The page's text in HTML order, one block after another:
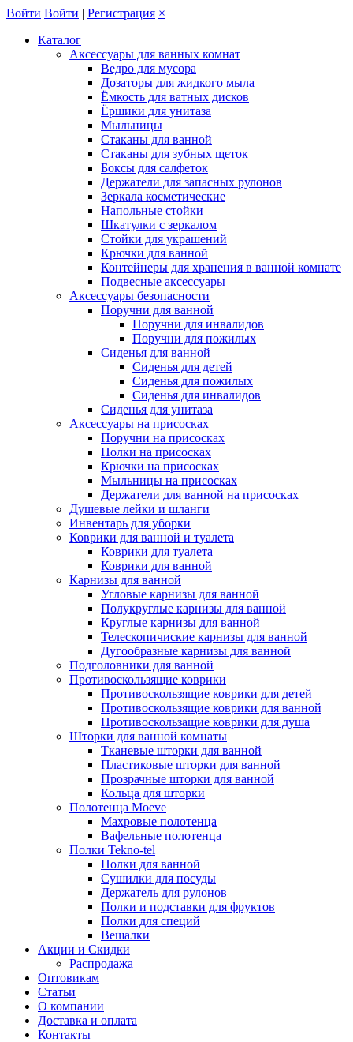
Войти Войти | Регистрация ×
Каталог
Аксессуары для ванных комнат
Ведро для мусора
Дозаторы для жидкого мыла
Ёмкость для ватных дисков
Ёршики для унитаза
Мыльницы
Стаканы для ванной
Стаканы для зубных щеток
Боксы для салфеток
Держатели для запасных рулонов
Зеркала косметические
Напольные стойки
Шкатулки с зеркалом
Стойки для украшений
Крючки для ванной
Контейнеры для хранения в ванной комнате
Подвесные аксессуары
Аксессуары безопасности
Поручни для ванной
Поручни для инвалидов
Поручни для пожилых
Сиденья для ванной
Сиденья для детей
Сиденья для пожилых
Сиденья для инвалидов
Сиденья для унитаза
Аксессуары на присосках
Поручни на присосках
Полки на присосках
Крючки на присосках
Мыльницы на присосках
Держатели для ванной на присосках
Душевые лейки и шланги
Инвентарь для уборки
Коврики для ванной и туалета
Коврики для туалета
Коврики для ванной
Карнизы для ванной
Угловые карнизы для ванной
Полукруглые карнизы для ванной
Круглые карнизы для ванной
Телескопичиские карнизы для ванной
Дугообразные карнизы для ванной
Подголовники для ванной
Противоскользящие коврики
Противоскользящие коврики для детей
Противоскользящие коврики для ванной
Противоскользащие коврики для душа
Шторки для ванной комнаты
Тканевые шторки для ванной
Пластиковые шторки для ванной
Прозрачные шторки для ванной
Кольца для шторки
Полотенца Moeve
Махровые полотенца
Вафельные полотенца
Полки Tekno-tel
Полки для ванной
Сушилки для посуды
Держатель для рулонов
Полки и подставки для фруктов
Полки для специй
Вешалки
Акции и Скидки
Распродажа
Оптовикам
Статьи
О компании
Доставка и оплата
Контакты